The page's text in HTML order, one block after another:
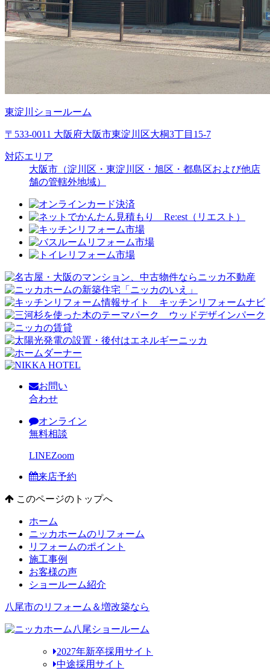
東淀川ショールーム
〒533-0011 大阪府大阪市東淀川区大桐3丁目15-7
対応エリア
大阪市（淀川区・東淀川区・旭区・都島区および他店
舗の管轄外地域）
お問い
合わせ
オンライン
無料相談
LINEZoom
来店予約
このページのトップへ
ホーム
ニッカホームのリフォーム
リフォームのポイント
施工事例
お客様の声
ショールーム紹介
八尾市のリフォーム＆増改築なら
2027年新卒採用サイト
中途採用サイト